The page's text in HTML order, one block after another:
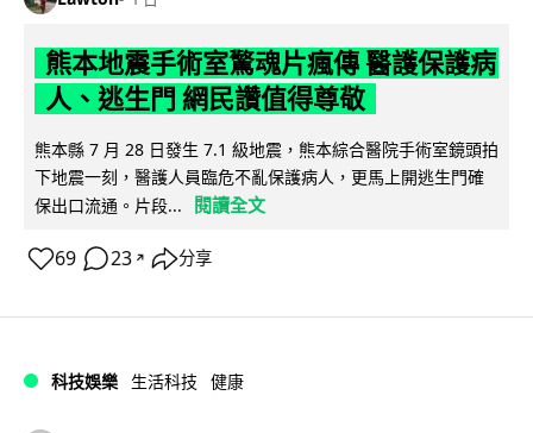
熊本地震手術室驚魂片瘋傳 醫護保護病
人、逃生門 網民讚值得尊敬
熊本縣 7 月 28 日發生 7.1 級地震，熊本綜合醫院手術室鏡頭拍
下地震一刻，醫護人員臨危不亂保護病人，更馬上開逃生門確
保出口流通。片段...
閱讀全文
69 23 ↗ 分享
科技娛樂 生活科技 健康